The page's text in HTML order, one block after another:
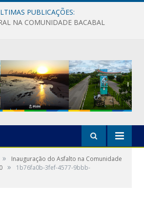
PUBLICAÇÕES:
NA COMUNIDADE BACABAL
»
Inauguração do Asfalto na Comunidade
»
1b76fa0b-3fef-4577-9bbb-